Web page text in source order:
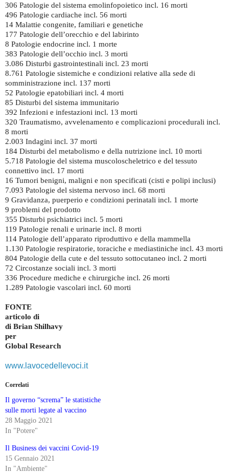
306 Patologie del sistema emolinfopoietico incl. 16 morti
496 Patologie cardiache incl. 56 morti
14 Malattie congenite, familiari e genetiche
177 Patologie dell’orecchio e del labirinto
8 Patologie endocrine incl. 1 morte
383 Patologie dell’occhio incl. 3 morti
3.086 Disturbi gastrointestinali incl. 23 morti
8.761 Patologie sistemiche e condizioni relative alla sede di
somministrazione incl. 137 morti
52 Patologie epatobiliari incl. 4 morti
85 Disturbi del sistema immunitario
392 Infezioni e infestazioni incl. 13 morti
320 Traumatismo, avvelenamento e complicazioni procedurali incl.
8 morti
2.003 Indagini incl. 37 morti
184 Disturbi del metabolismo e della nutrizione incl. 10 morti
5.718 Patologie del sistema muscoloscheletrico e del tessuto
connettivo incl. 17 morti
16 Tumori benigni, maligni e non specificati (cisti e polipi inclusi)
7.093 Patologie del sistema nervoso incl. 68 morti
9 Gravidanza, puerperio e condizioni perinatali incl. 1 morte
9 problemi del prodotto
355 Disturbi psichiatrici incl. 5 morti
119 Patologie renali e urinarie incl. 8 morti
114 Patologie dell’apparato riproduttivo e della mammella
1.130 Patologie respiratorie, toraciche e mediastiniche incl. 43 morti
804 Patologie della cute e del tessuto sottocutaneo incl. 2 morti
72 Circostanze sociali incl. 3 morti
336 Procedure mediche e chirurgiche incl. 26 morti
1.289 Patologie vascolari incl. 60 morti
FONTE
articolo di
di Brian Shilhavy
per
Global Research
www.lavocedellevoci.it
Correlati
Il governo “screma” le statistiche
sulle morti legate al vaccino
28 Maggio 2021
In "Potere"
Il Business dei vaccini Covid-19
15 Gennaio 2021
In "Ambiente"